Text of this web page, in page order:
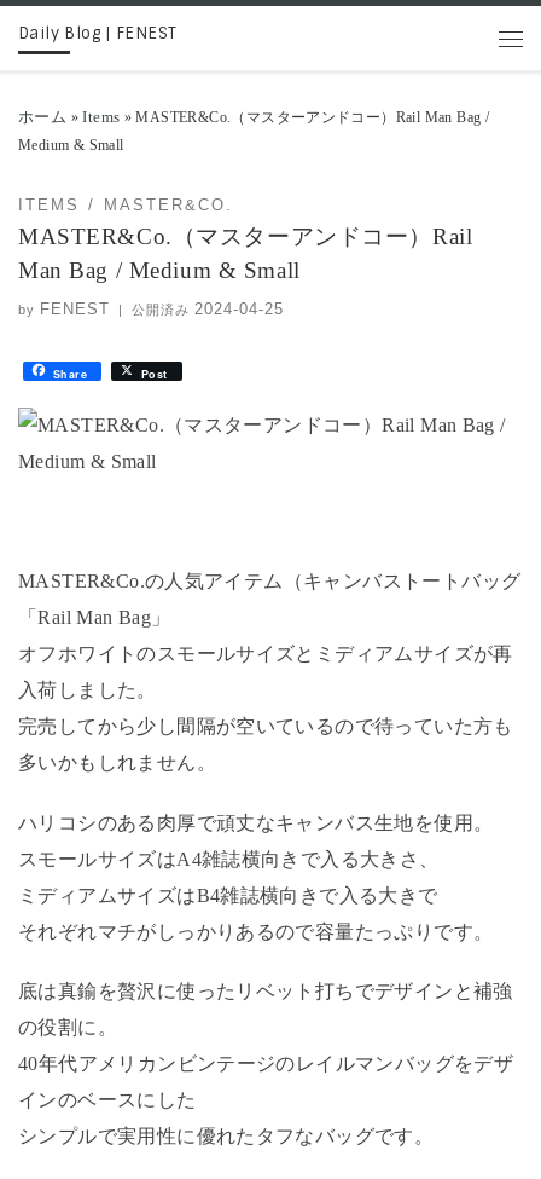
コンテンツへスキップ
Daily Blog | FENEST
ホーム » Items » MASTER&Co.（マスターアンドコー）Rail Man Bag /
Medium & Small
ITEMS MASTER&CO.
MASTER&Co.（マスターアンドコー）Rail
Man Bag / Medium & Small
by FENEST | 公開済み 2024-04-25
Share Post
MASTER&Co.の人気アイテム（キャンバストートバッグ
「Rail Man Bag」
オフホワイトのスモールサイズとミディアムサイズが再
入荷しました。
完売してから少し間隔が空いているので待っていた方も
多いかもしれません。
ハリコシのある肉厚で頑丈なキャンバス生地を使用。
スモールサイズはA4雑誌横向きで入る大きさ、
ミディアムサイズはB4雑誌横向きで入る大きで
それぞれマチがしっかりあるので容量たっぷりです。
底は真鍮を贅沢に使ったリベット打ちでデザインと補強
の役割に。
40年代アメリカンビンテージのレイルマンバッグをデザ
インのベースにした
シンプルで実用性に優れたタフなバッグです。